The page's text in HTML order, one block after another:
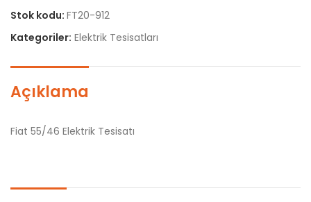
Stok kodu: FT20-912
Kategoriler: Elektrik Tesisatları
Açıklama
Fiat 55/46 Elektrik Tesisatı